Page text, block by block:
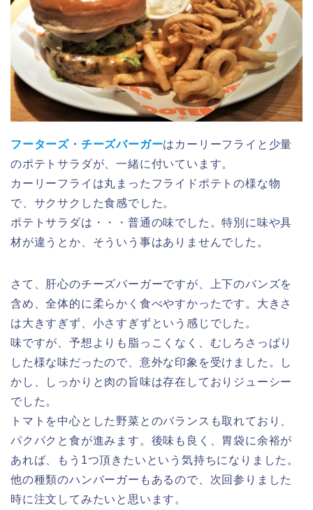
フーターズ・チーズバーガーはカーリーフライと少量
のポテトサラダが、一緒に付いています。
カーリーフライは丸まったフライドポテトの様な物
で、サクサクした食感でした。
ポテトサラダは・・・普通の味でした。特別に味や具
材が違うとか、そういう事はありませんでした。
さて、肝心のチーズバーガーですが、上下のバンズを
含め、全体的に柔らかく食べやすかったです。大きさ
は大きすぎず、小さすぎずという感じでした。
味ですが、予想よりも脂っこくなく、むしろさっぱり
した様な味だったので、意外な印象を受けました。し
かし、しっかりと肉の旨味は存在しておりジューシー
でした。
トマトを中心とした野菜とのバランスも取れており、
パクパクと食が進みます。後味も良く、胃袋に余裕が
あれば、もう1つ頂きたいという気持ちになりました。
他の種類のハンバーガーもあるので、次回参りました
時に注文してみたいと思います。